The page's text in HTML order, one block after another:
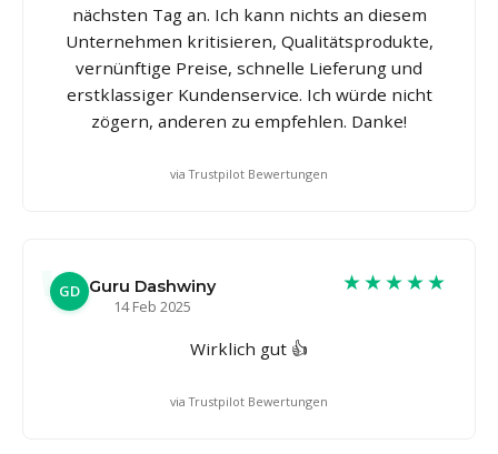
nächsten Tag an. Ich kann nichts an diesem
Unternehmen kritisieren, Qualitätsprodukte,
vernünftige Preise, schnelle Lieferung und
erstklassiger Kundenservice. Ich würde nicht
zögern, anderen zu empfehlen. Danke!
via Trustpilot Bewertungen
GD Guru Dashwiny
14 Feb 2025
★★★★★
Wirklich gut 👍
via Trustpilot Bewertungen